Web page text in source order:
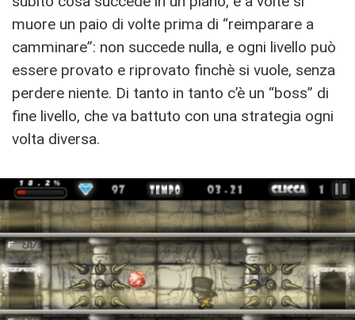
muore un paio di volte prima di “reimparare a
camminare”: non succede nulla, e ogni livello può
essere provato e riprovato finchè si vuole, senza
perdere niente. Di tanto in tanto c’è un “boss” di
fine livello, che va battuto con una strategia ogni
volta diversa.